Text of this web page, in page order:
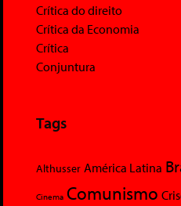
Crítica do direito
Crítica da Economia
Crítica
Conjuntura
Tags
Althusser América Latina
Cinema Comunismo